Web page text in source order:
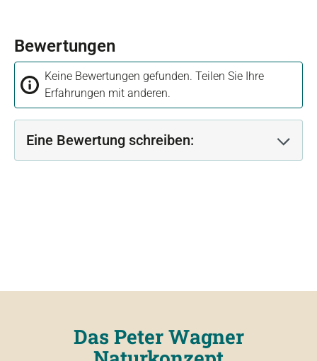
Bewertungen
Keine Bewertungen gefunden. Teilen Sie Ihre
Erfahrungen mit anderen.
Eine Bewertung schreiben:
Das Peter Wagner